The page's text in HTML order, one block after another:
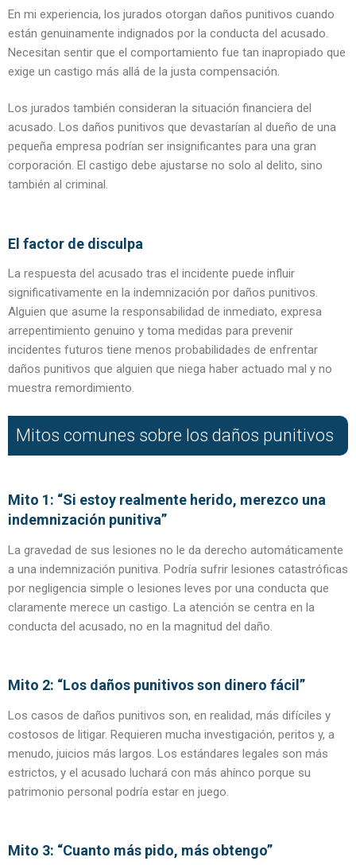
En mi experiencia, los jurados otorgan daños punitivos cuando
están genuinamente indignados por la conducta del acusado.
Necesitan sentir que el comportamiento fue tan inapropiado que
exige un castigo más allá de la justa compensación.
Los jurados también consideran la situación financiera del
acusado. Los daños punitivos que devastarían al dueño de una
pequeña empresa podrían ser insignificantes para una gran
corporación. El castigo debe ajustarse no solo al delito, sino
también al criminal.
El factor de disculpa
La respuesta del acusado tras el incidente puede influir
significativamente en la indemnización por daños punitivos.
Alguien que asume la responsabilidad de inmediato, expresa
arrepentimiento genuino y toma medidas para prevenir
incidentes futuros tiene menos probabilidades de enfrentar
daños punitivos que alguien que niega haber actuado mal y no
muestra remordimiento.
Mitos comunes sobre los daños punitivos
Mito 1: “Si estoy realmente herido, merezco una
indemnización punitiva”
La gravedad de sus lesiones no le da derecho automáticamente
a una indemnización punitiva. Podría sufrir lesiones catastróficas
por negligencia simple o lesiones leves por una conducta que
claramente merece un castigo. La atención se centra en la
conducta del acusado, no en la magnitud del daño.
Mito 2: “Los daños punitivos son dinero fácil”
Los casos de daños punitivos son, en realidad, más difíciles y
costosos de litigar. Requieren mucha investigación, peritos y, a
menudo, juicios más largos. Los estándares legales son más
estrictos, y el acusado luchará con más ahínco porque su
patrimonio personal podría estar en juego.
Mito 3: “Cuanto más pido, más obtengo”